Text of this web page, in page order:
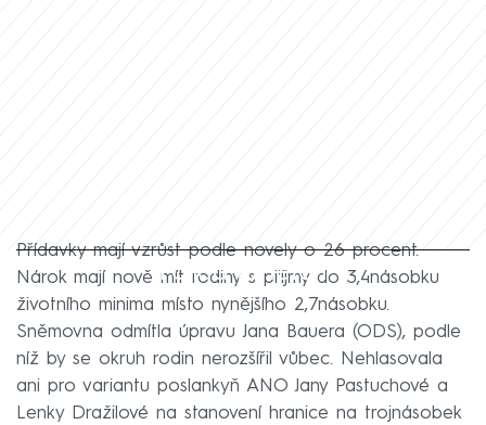
Failed to fetch
Přídavky mají vzrůst podle novely o 26 procent.
Nárok mají nově mít rodiny s příjmy do 3,4násobku
životního minima místo nynějšího 2,7násobku.
Sněmovna odmítla úpravu Jana Bauera (ODS), podle
níž by se okruh rodin nerozšířil vůbec. Nehlasovala
ani pro variantu poslankyň ANO Jany Pastuchové a
Lenky Dražilové na stanovení hranice na trojnásobek